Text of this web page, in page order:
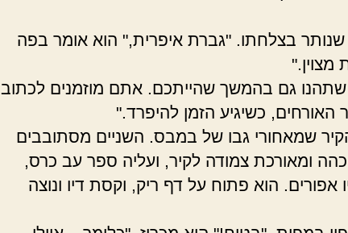
בצלחתו. "גברת איפרית," הוא אומר בפה
שתהנו גם בהמשך שהייתכם. אתם מוזמנים לכתוב
כשיגיע הזמן להיפרד."
שמאחורי גבו של במבס. השניים מסתובבים
ומאורכת צמודה לקיר, ועליה ספר עב כרס,
אפורים. הוא פתוח על דף ריק, וקסת דיו ונוצה